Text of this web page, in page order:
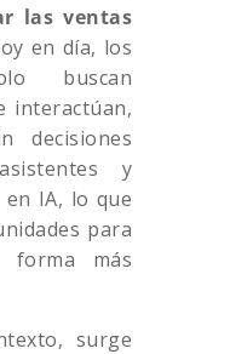
las ventas
en día, los
buscan
interactúan,
decisiones
y
en IA, lo que
para
más
surge